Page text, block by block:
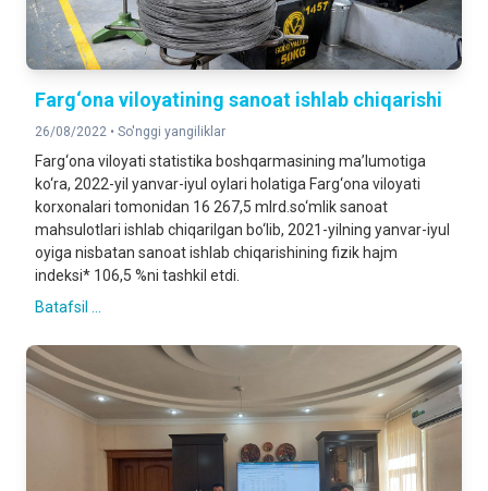
Farg‘ona viloyatining sanoat ishlab chiqarishi
26/08/2022 • So'nggi yangiliklar
Farg‘ona viloyati statistika boshqarmasining ma’lumotiga
ko‘ra, 2022-yil yanvar-iyul oylari holatiga Farg‘ona viloyati
korxonalari tomonidan 16 267,5 mlrd.so‘mlik sanoat
mahsulotlari ishlab chiqarilgan bo‘lib, 2021-yilning yanvar-iyul
oyiga nisbatan sanoat ishlab chiqarishining fizik hajm
indeksi* 106,5 %ni tashkil etdi.
Batafsil ...